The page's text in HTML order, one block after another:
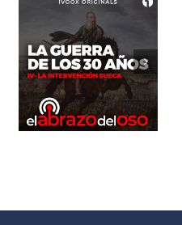
El Abrazo
del Oso.
Dinosaurios
Live Stream